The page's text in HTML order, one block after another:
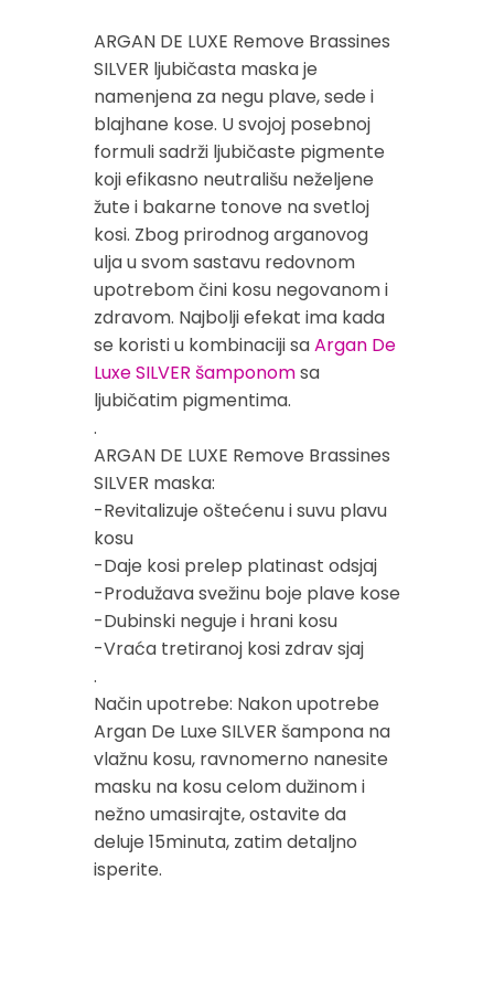
ARGAN DE LUXE Remove Brassines
SILVER ljubičasta maska je
namenjena za negu plave, sede i
blajhane kose. U svojoj posebnoj
formuli sadrži ljubičaste pigmente
koji efikasno neutrališu neželjene
žute i bakarne tonove na svetloj
kosi. Zbog prirodnog arganovog
ulja u svom sastavu redovnom
upotrebom čini kosu negovanom i
zdravom. Najbolji efekat ima kada
se koristi u kombinaciji saArgan De
Luxe SILVER šamponomsa
ljubičatim pigmentima.
.
ARGAN DE LUXE Remove Brassines
SILVER maska:
-Revitalizuje oštećenu i suvu plavu
kosu
-Daje kosi prelep platinast odsjaj
-Produžava svežinu boje plave kose
-Dubinski neguje i hrani kosu
-Vraća tretiranoj kosi zdrav sjaj
.
Način upotrebe: Nakon upotrebe
Argan De Luxe SILVER šampona na
vlažnu kosu, ravnomerno nanesite
masku na kosu celom dužinom i
nežno umasirajte, ostavite da
deluje 15minuta, zatim detaljno
isperite.